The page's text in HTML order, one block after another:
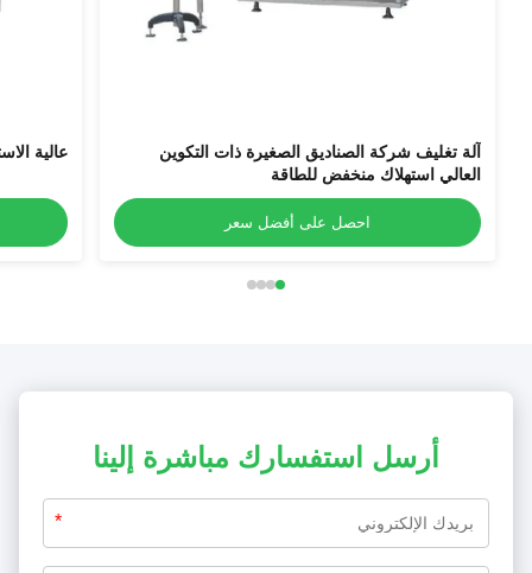
آلة تغليف شركة الصناديق الصغيرة ذات التكوين
العالي استهلاك منخفض للطاقة
احصل على أفضل سعر
عالية
أرسل استفسارك مباشرة إلينا
*